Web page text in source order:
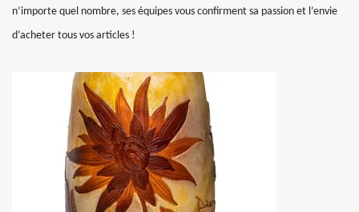
n’importe quel nombre, ses équipes vous confirment sa passion et l’envie
d’acheter tous vos articles !